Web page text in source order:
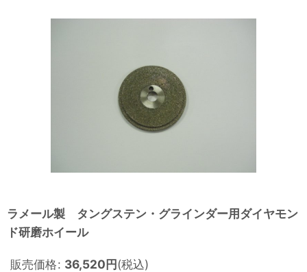
ラメール製 タングステン・グラインダー用ダイヤモン
ド研磨ホイール
販売価格: 36,520円(税込)